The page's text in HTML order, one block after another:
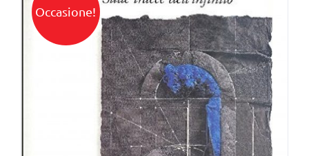
Occasione!